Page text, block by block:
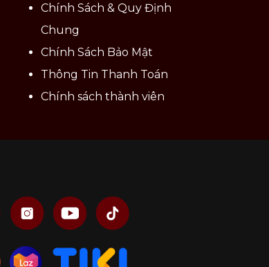
Chính Sách & Quy Định
Chung
Chính Sách Bảo Mật
Thông Tin Thanh Toán
Chính sách thành viên